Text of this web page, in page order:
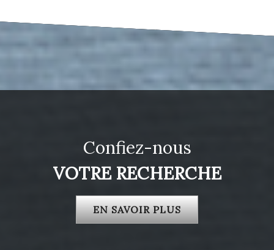
confiez-nous
VOTRE RECHERCHE
EN SAVOIR PLUS